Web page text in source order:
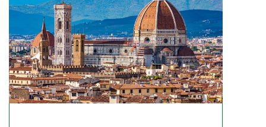
vanno ben oltre la Piazza dei
Miracoli. Dai Lungarni ai musei,
dalle chiese ai borghi nascosti,
Pisa offre un viaggio
indimenticabile alla scoperta di […]